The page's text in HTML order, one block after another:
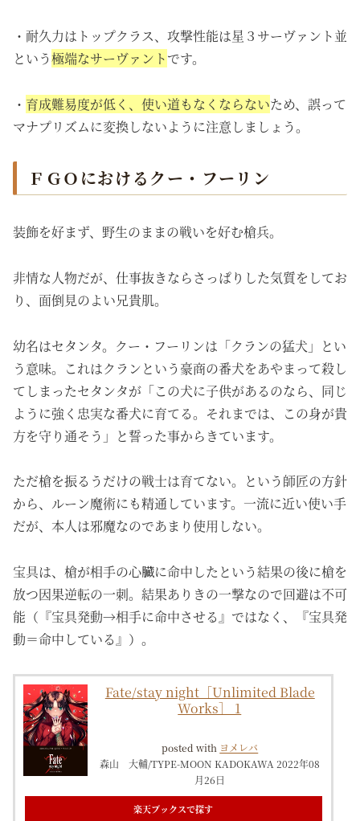
・耐久力はトップクラス、攻撃性能は星３サーヴァント並
という極端なサーヴァントです。
・ 育成難易度が低く、使い道もなくならないため、誤って
マナプリズムに変換しないように注意しましょう。
ＦＧＯにおけるクー・フーリン
装飾を好まず、野生のままの戦いを好む槍兵。
非情な人物だが、仕事抜きならさっぱりした気質をしてお
り、面倒見のよい兄貴肌。
幼名はセタンタ。クー・フーリンは「クランの猛犬」とい
う意味。これはクランという豪商の番犬をあやまって殺し
てしまったセタンタが「この犬に子供があるのなら、同じ
ように強く忠実な番犬に育てる。それまでは、この身が貴
方を守り通そう」と誓った事からきています。
ただ槍を振るうだけの戦士は育てない。という師匠の方針
から、ルーン魔術にも精通しています。一流に近い使い手
だが、本人は邪魔なのであまり使用しない。
宝具は、槍が相手の心臓に命中したという結果の後に槍を
放つ因果逆転の一刺。結果ありきの一撃なので回避は不可
能（『宝具発動→相手に命中させる』ではなく、『宝具発
動＝命中している』）。
Fate/stay night［Unlimited Blade
Works］ 1
posted with ヨメレバ
森山 大輔/TYPE-MOON KADOKAWA 2022年08
月26日
楽天ブックスで探す